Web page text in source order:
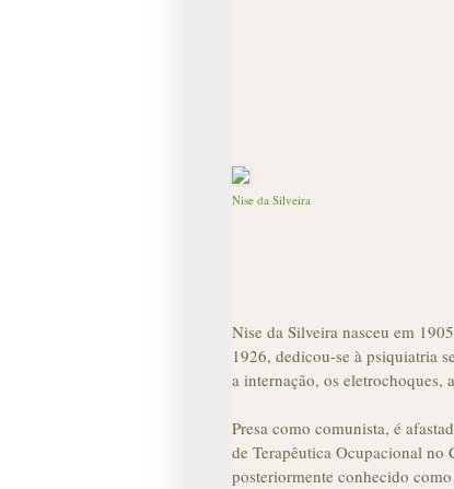
Nise da Silveira
Nise da Silveira nasceu em
1926, dedicou-se à psiquiatria
a internação, os eletrochoques,
Presa como comunista, é
de Terapêutica Ocupacional no
posteriormente conhecido